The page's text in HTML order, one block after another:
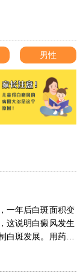
男性
一年后白斑面积变
这说明白癜风发生
白斑发展。用药物
容。